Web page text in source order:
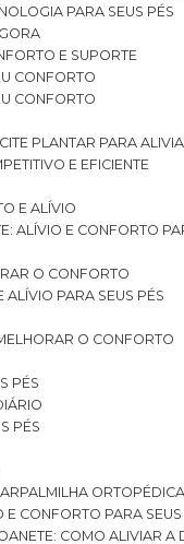
PARA SEUS PÉS
E SUPORTE
CONFORTO
CONFORTO
PLANTAR PARA
E EFICIENTE
E ALÍVIO
ALÍVIO E CONFORTO
O CONFORTO
ALÍVIO PARA SEUS PÉS
O CONFORTO
PÉS
PÉS
PALMILHA
E CONFORTO PARA SEUS
COMO ALIVIAR